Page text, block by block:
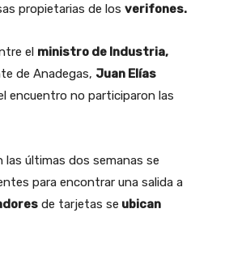
propietarias de los verifones.
el ministro de Industria,
de Anadegas, Juan Elías
encuentro no participaron las
las últimas dos semanas se
para encontrar una salida a
de tarjetas se ubican